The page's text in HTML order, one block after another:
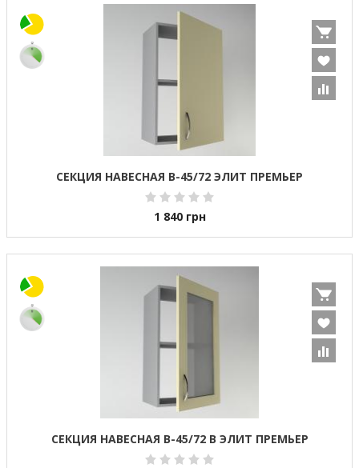
СЕКЦИЯ НАВЕСНАЯ В-45/72 ЭЛИТ ПРЕМЬЕР
1 840 грн
СЕКЦИЯ НАВЕСНАЯ В-45/72 В ЭЛИТ ПРЕМЬЕР